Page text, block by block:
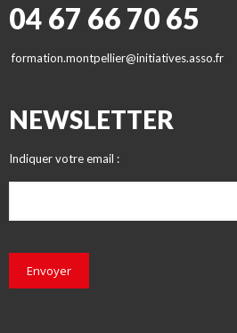
04 67 66 70 65
formation.montpellier@initiatives.asso.fr
NEWSLETTER
Indiquer votre email :
Envoyer